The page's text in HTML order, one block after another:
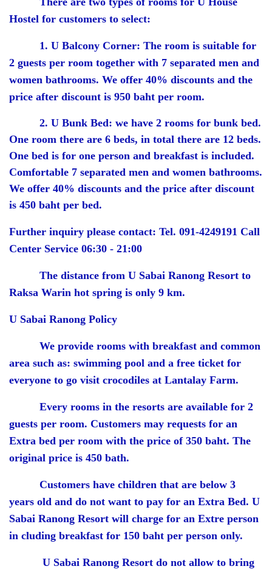
Hostel for customers to select:
1. U Balcony Corner: The room is suitable for
2 guests per room together with 7 separated men and
women bathrooms. We offer 40% discounts and the
price after discount is 950 baht per room.
2. U Bunk Bed: we have 2 rooms for bunk bed.
One room there are 6 beds, in total there are 12 beds.
One bed is for one person and breakfast is included.
Comfortable 7 separated men and women bathrooms.
We offer 40% discounts and the price after discount
is 450 baht per bed.
Further inquiry please contact: Tel. 091-4249191 Call
Center Service 06:30 - 21:00
The distance from U Sabai Ranong Resort to
Raksa Warin hot spring is only 9 km.
U Sabai Ranong Policy
We provide rooms with breakfast and common
area such as: swimming pool and a free ticket for
everyone to go visit crocodiles at Lantalay Farm.
Every rooms in the resorts are available for 2
guests per room. Customers may requests for an
Extra bed per room with the price of 350 baht. The
original price is 450 bath.
Customers have children that are below 3
years old and do not want to pay for an Extra Bed. U
Sabai Ranong Resort will charge for an Extre person
in cluding breakfast for 150 baht per person only.
U Sabai Ranong Resort do not allow to bring